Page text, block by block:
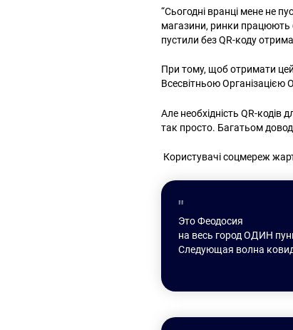
“Сьогодні вранці мене не
магазини, ринки працюють
пустили без QR-коду
При тому, щоб отримати цей
Всесвітньою Організацією
Але необхідність QR-кодів
так просто. Багатьом
Користувачі соцмереж
Это Феодосия
на весь город ОДИН
Следующая волна